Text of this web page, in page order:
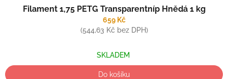
Filament 1,75 PETG Transparentníp Hnědá 1 kg
659 Kč
(544,63 Kč bez DPH)
SKLADEM
Do košíku